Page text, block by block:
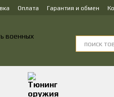
контенту
Оплата Гарантия и обмен